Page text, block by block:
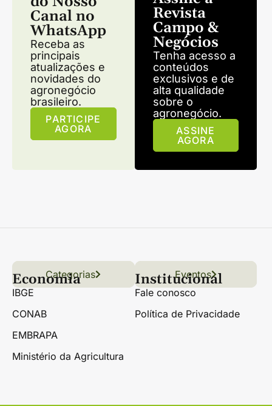
Canal no
WhatsApp
Receba as
principais
atualizações e
novidades do
agronegócio
brasileiro.
PARTICIPE
AGORA
Revista
Campo &
Negócios
Tenha acesso a
conteúdos
exclusivos e de
alta qualidade
sobre o
agronegócio.
ASSINE
AGORA
Links úteis
Conteúdo Grãos
Florestas Hortifrúti
Categorias Eventos
Economia
IBGE
CONAB
EMBRAPA
Ministério da Agricultura
Institucional
Fale conosco
Política de Privacidade